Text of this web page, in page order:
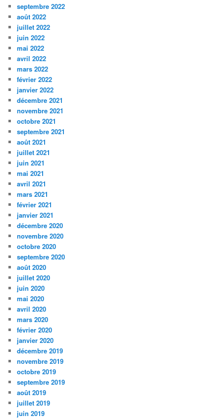
septembre 2022
août 2022
juillet 2022
juin 2022
mai 2022
avril 2022
mars 2022
février 2022
janvier 2022
décembre 2021
novembre 2021
octobre 2021
septembre 2021
août 2021
juillet 2021
juin 2021
mai 2021
avril 2021
mars 2021
février 2021
janvier 2021
décembre 2020
novembre 2020
octobre 2020
septembre 2020
août 2020
juillet 2020
juin 2020
mai 2020
avril 2020
mars 2020
février 2020
janvier 2020
décembre 2019
novembre 2019
octobre 2019
septembre 2019
août 2019
juillet 2019
juin 2019